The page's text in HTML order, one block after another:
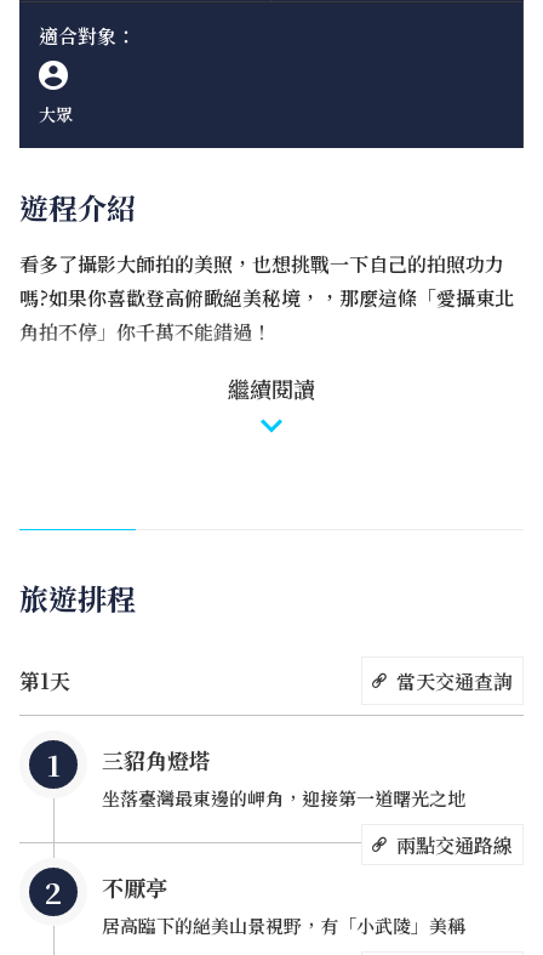
適合對象：
大眾
遊程介紹
看多了攝影大師拍的美照，也想挑戰一下自己的拍照功力
嗎?如果你喜歡登高俯瞰絕美秘境，，那麼這條「愛攝東北
角拍不停」你千萬不能錯過！
像是「不厭亭」在秋冬季節會金光閃閃的山頭、「陰陽海」
一半金黃一半碧藍的藍黃漸層海水奇觀，而位於國境之東可
天氣好時則可遠眺龜山島，將東北角的美景一覽無遺。
喜歡攝影的攝手們，我們一起扛著相機出發吧！！
繼續閱讀
旅遊排程
第1天 當天交通查詢
三貂角燈塔
坐落臺灣最東邊的岬角，迎接第一道曙光之地
兩點交通路線
不厭亭
居高臨下的絕美山景視野，有「小武陵」美稱